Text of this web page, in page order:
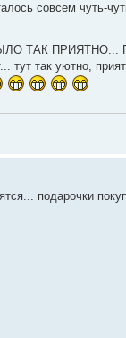
совсем чуть-
ТАК ПРИЯТНО...
тут так уютно,
подарочки